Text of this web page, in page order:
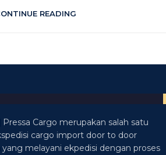
READING
Cargo merupakan salah satu
cargo import door to door
melayani ekpedisi dengan proses